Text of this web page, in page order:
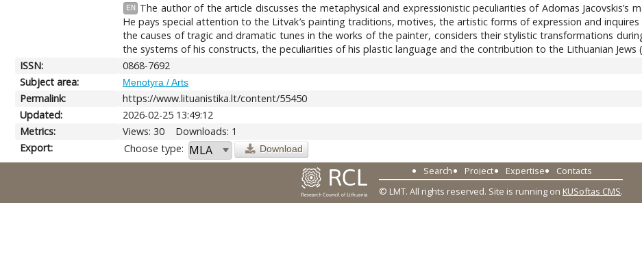
EN
The author of the article discusses the metaphysical and expressionistic peculiarities of Adomas Jacovskis’s
He pays special attention to the Litvak’s painting traditions, motives, the artistic forms of expression and inquires
the causes of tragic and dramatic tunes in the works of the painter, considers their stylistic transformations
the systems of his constructs, the peculiarities of his plastic language and the contribution to the Lithuanian Jews
ISSN:
0868-7692
Subject area:
Menotyra / Arts
Permalink:
https://www.lituanistika.lt/content/55450
Updated:
2026-02-25 13:49:12
Metrics:
Views: 30
Downloads: 1
Export:
Choose type: Download
Search Project Expertise
Contacts
© LMT. All rights reserved. Site is running on KUSoftas CMS.